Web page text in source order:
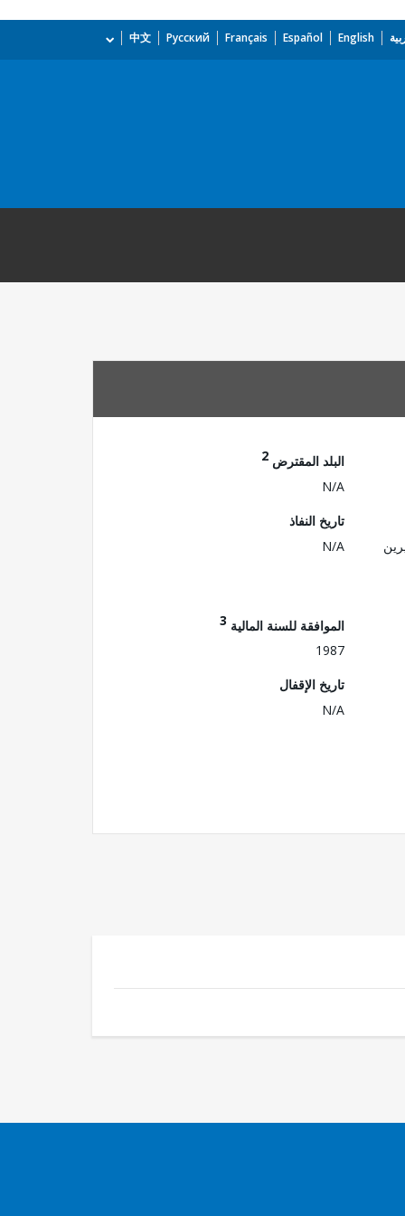
English
Español
Français
Русский
中文
البلد المقترض 2
N/A
تاريخ النفاذ
N/A
الموافقة للسنة المالية 3
1987
تاريخ الإقفال
N/A